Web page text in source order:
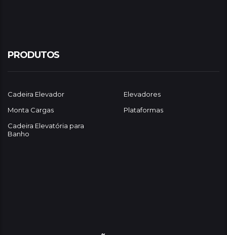
PRODUTOS
Cadeira Elevador
Elevadores
Monta Cargas
Plataformas
Cadeira Elevatória para
Banho